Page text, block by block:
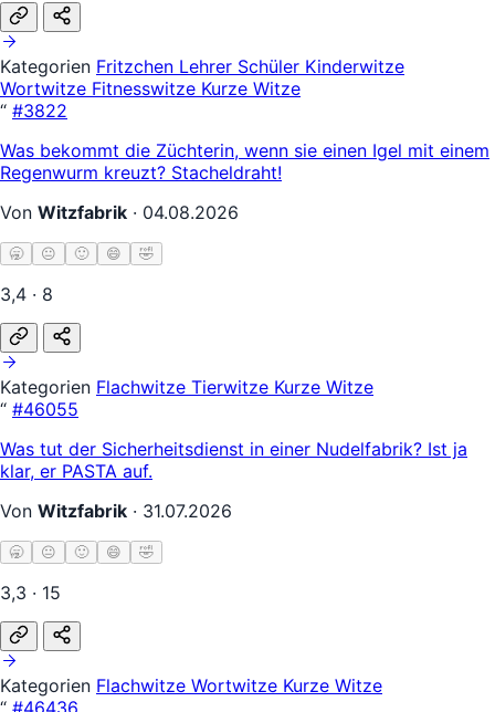
Kategorien Fritzchen Lehrer Schüler Kinderwitze
Wortwitze Fitnesswitze Kurze Witze
“ #3822
Was bekommt die Züchterin, wenn sie einen Igel mit einem
Regenwurm kreuzt? Stacheldraht!
Von Witzfabrik · 04.08.2026
🥱 😐 🙂 😄 🤣
3,4 · 8
Kategorien Flachwitze Tierwitze Kurze Witze
“ #46055
Was tut der Sicherheitsdienst in einer Nudelfabrik? Ist ja
klar, er PASTA auf.
Von Witzfabrik · 31.07.2026
🥱 😐 🙂 😄 🤣
3,3 · 15
Kategorien Flachwitze Wortwitze Kurze Witze
“ #46436